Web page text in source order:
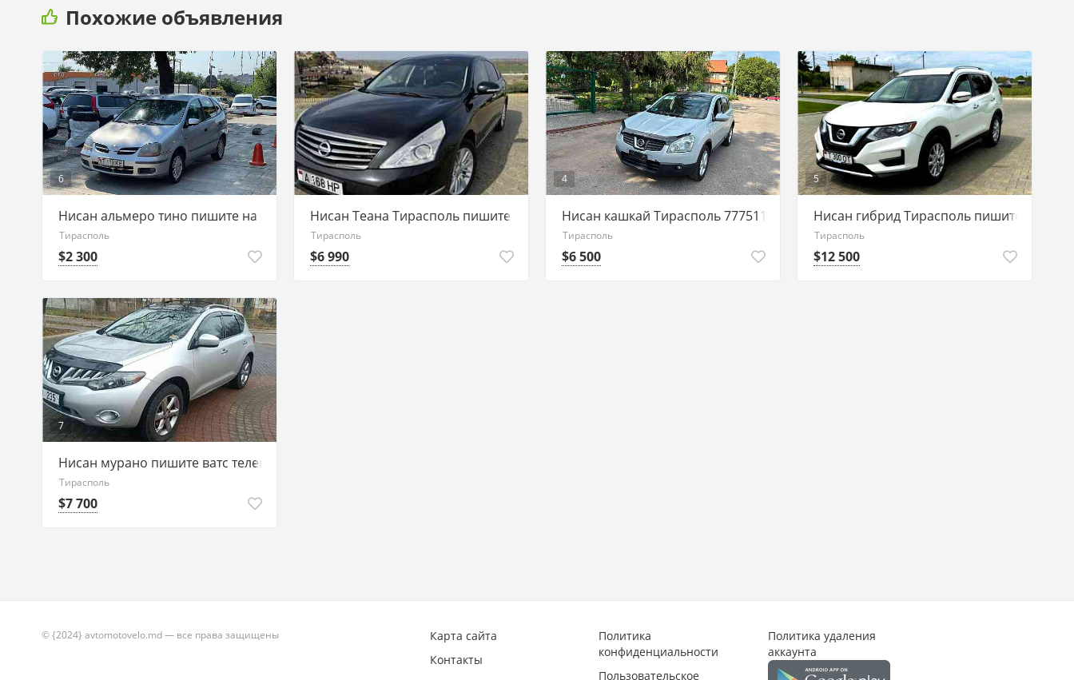
Похожие объявления
6
Нисан альмеро тино пишите на ватсап 77751188
Тирасполь
$2 300
3
Нисан Теана Тирасполь пишите ватсап 77751188
Тирасполь
$6 990
4
Нисан кашкай Тирасполь 77751188 ватсап
Тирасполь
$6 500
5
Нисан гибрид Тирасполь пишите на
Тирасполь
$12 500
7
Нисан мурано пишите ватс телегр 77751188
Тирасполь
$7 700
© {2024} avtomotovelo.md — все права защищены
Карта сайта
Контакты
Политика
конфиденциальности
Пользовательское
Политика удаления
аккаунта